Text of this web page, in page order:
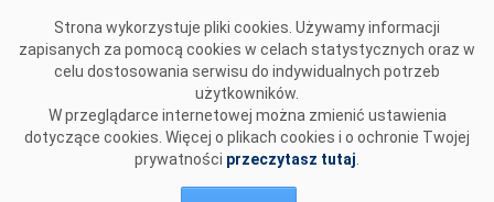
Strona wykorzystuje pliki cookies. Używamy informacji
zapisanych za pomocą cookies w celach statystycznych oraz w
celu dostosowania serwisu do indywidualnych potrzeb
użytkowników.
W przeglądarce internetowej można zmienić ustawienia
dotyczące cookies. Więcej o plikach cookies i o ochronie Twojej
prywatności przeczytasz tutaj